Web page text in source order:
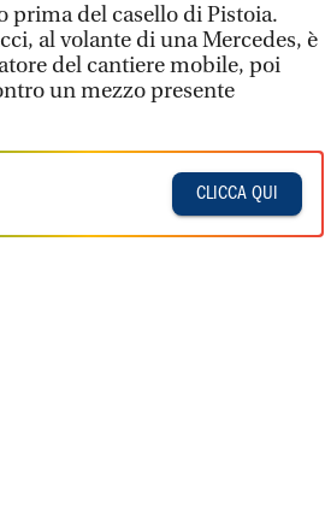
prima del casello di Pistoia.
al volante di una Mercedes, è
del cantiere mobile, poi
un mezzo presente
CLICCA QUI